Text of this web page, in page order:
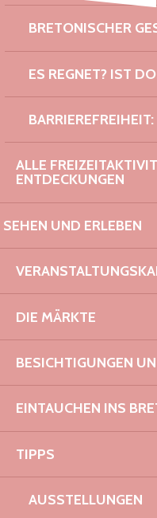
BRETONISCHER
ES REGNET? IST
ALLE
ENTDECKUNGEN
SEHEN UND ERLEBEN
DIE MÄRKTE
BESICHTIGUNGEN
EINTAUCHEN INS
TIPPS
AUSSTELLUNGEN
et
Radôme, 22560
Zug hin!